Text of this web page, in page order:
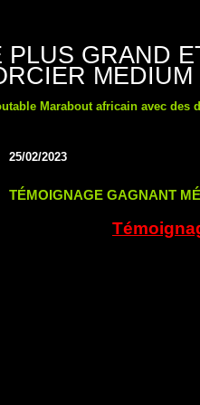
PLUS GRAND
Marabout africain avec des
25/02/2023
TÉMOIGNAGE GAGNANT